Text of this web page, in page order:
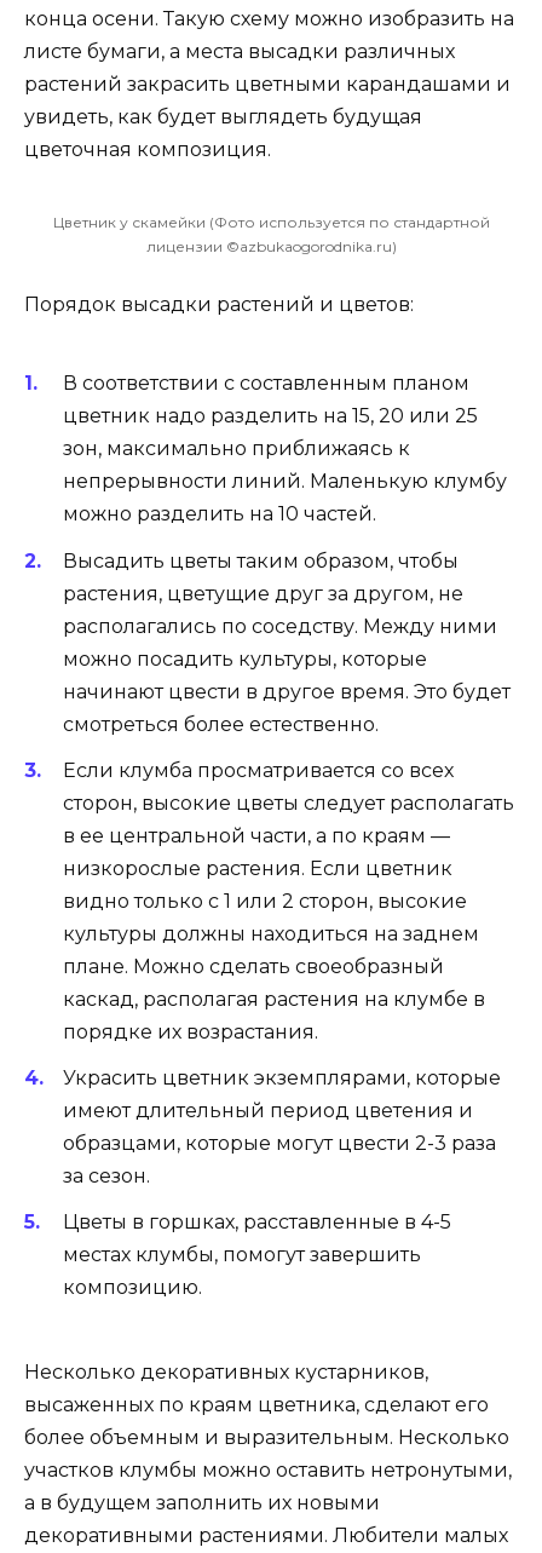
конца осени. Такую схему можно изобразить на
листе бумаги, а места высадки различных
растений закрасить цветными карандашами и
увидеть, как будет выглядеть будущая
цветочная композиция.
Цветник у скамейки (Фото используется по стандартной
лицензии ©azbukaogorodnika.ru)
Порядок высадки растений и цветов:
В соответствии с составленным планом
цветник надо разделить на 15, 20 или 25
зон, максимально приближаясь к
непрерывности линий. Маленькую клумбу
можно разделить на 10 частей.
Высадить цветы таким образом, чтобы
растения, цветущие друг за другом, не
располагались по соседству. Между ними
можно посадить культуры, которые
начинают цвести в другое время. Это будет
смотреться более естественно.
Если клумба просматривается со всех
сторон, высокие цветы следует располагать
в ее центральной части, а по краям —
низкорослые растения. Если цветник
видно только с 1 или 2 сторон, высокие
культуры должны находиться на заднем
плане. Можно сделать своеобразный
каскад, располагая растения на клумбе в
порядке их возрастания.
Украсить цветник экземплярами, которые
имеют длительный период цветения и
образцами, которые могут цвести 2-3 раза
за сезон.
Цветы в горшках, расставленные в 4-5
местах клумбы, помогут завершить
композицию.
Несколько декоративных кустарников,
высаженных по краям цветника, сделают его
более объемным и выразительным. Несколько
участков клумбы можно оставить нетронутыми,
а в будущем заполнить их новыми
декоративными растениями. Любители малых